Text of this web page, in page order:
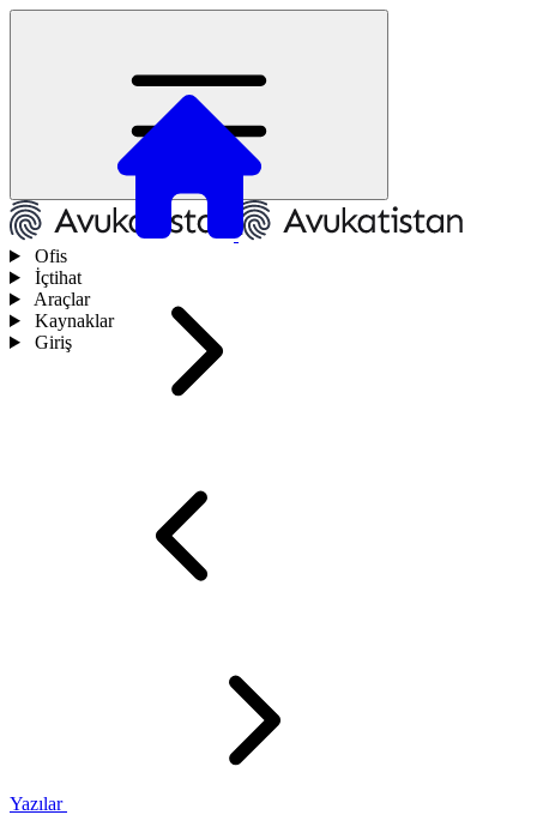
Ofis
İçtihat
Araçlar
Kaynaklar
Giriş
Yazılar